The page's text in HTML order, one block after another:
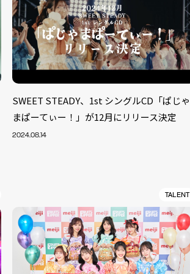
SWEET STEADY、1st シングルCD「ぱじゃ
まぱーてぃー！」が12月にリリース決定
2024.08.14
TALENT